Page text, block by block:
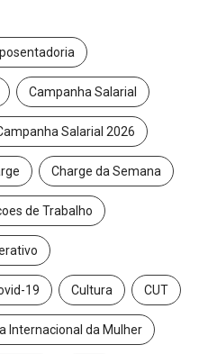
Campanha Salarial
Salarial 2026
Charge da Semana
de Trabalho
19 Cultura CUT
Internacional da Mulher